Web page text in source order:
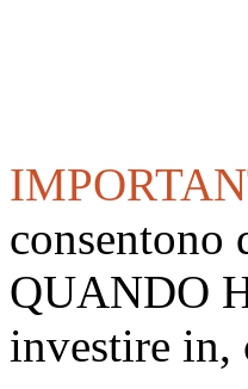
consentono
QUANDO
investire